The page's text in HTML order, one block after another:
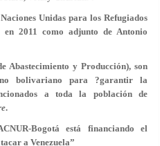
Unidas para los Refugiados
2011 como adjunto de Antonio
Abastecimiento y Producción), son
bolivariano para ?garantir la
a toda la población de
.
Bogotá está financiando el
a Venezuela”